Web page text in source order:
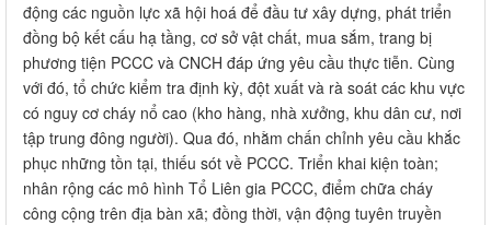
động các nguồn lực xã hội hoá để đầu tư xây dựng, phát triển
đồng bộ kết cấu hạ tầng, cơ sở vật chất, mua sắm, trang bị
phương tiện PCCC và CNCH đáp ứng yêu cầu thực tiễn. Cùng
với đó, tổ chức kiểm tra định kỳ, đột xuất và rà soát các khu vực
có nguy cơ cháy nổ cao (kho hàng, nhà xưởng, khu dân cư, nơi
tập trung đông người). Qua đó, nhằm chấn chỉnh yêu cầu khắc
phục những tồn tại, thiếu sót về PCCC. Triển khai kiện toàn;
nhân rộng các mô hình Tổ Liên gia PCCC, điểm chữa cháy
công cộng trên địa bàn xã; đồng thời, vận động tuyên truyền